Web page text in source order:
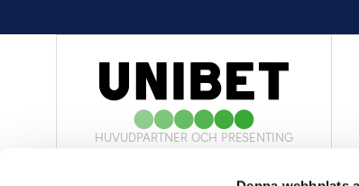
HUVUDPARTNER OCH PRESENTING